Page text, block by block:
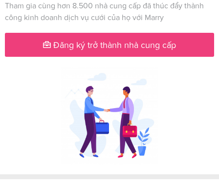
Tham gia cùng hơn 8.500 nhà cung cấp đã thúc đẩy thành
công kinh doanh dịch vụ cưới của họ với Marry
Đăng ký trở thành nhà cung cấp